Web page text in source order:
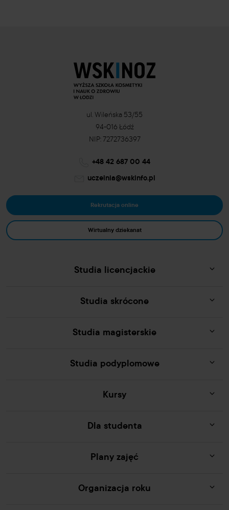
ul. Wileńska 53/55
94-016 Łódź
NIP: 7272736397
+48 42 687 00 44
uczelnia@wskinfo.pl
Rekrutacja online
Wirtualny dziekanat
Studia licencjackie
Studia skrócone
Studia magisterskie
Studia podyplomowe
Kursy
Dla studenta
Plany zajęć
Organizacja roku